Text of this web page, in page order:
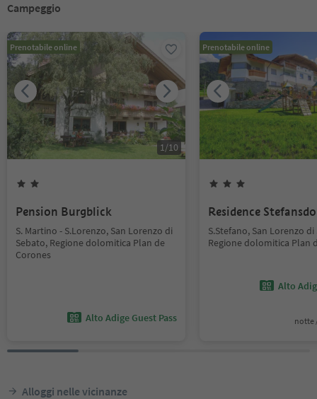
Campeggio
Prenotabile online
1/10
Pension Burgblick
S. Martino - S.Lorenzo, San Lorenzo di
Sebato, Regione dolomitica Plan de
Corones
Alto Adige Guest Pass
Prenotabile online
Residence
S.Stefano, San Lorenzo
Regione dolomitica Plan
Alto
notte
Alloggi nelle vicinanze